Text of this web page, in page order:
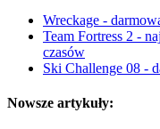
Wreckage -
Team Fortress 2 -
czasów
Ski Challenge 08 -
Nowsze artykuły: